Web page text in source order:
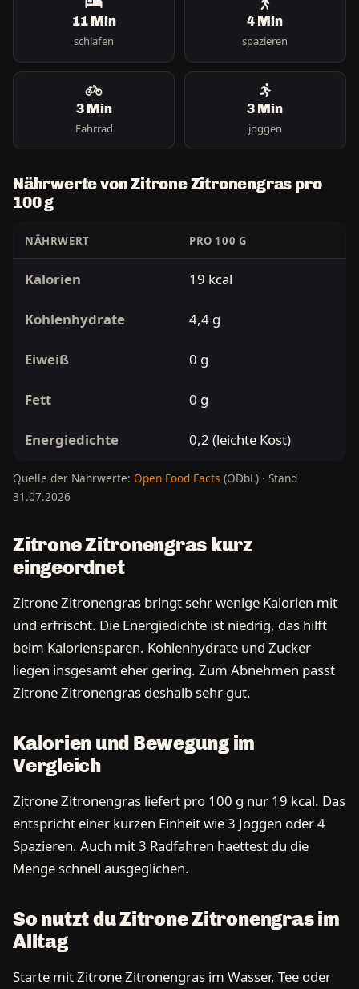
11 Min
schlafen
4 Min
spazieren
3 Min
Fahrrad
3 Min
joggen
Nährwerte von Zitrone Zitronengras pro
100 g
NÄHRWERT PRO 100 G
Kalorien 19 kcal
Kohlenhydrate 4,4 g
Eiweiß 0 g
Fett 0 g
Energiedichte 0,2 (leichte Kost)
Quelle der Nährwerte: Open Food Facts (ODbL) · Stand
31.07.2026
Zitrone Zitronengras kurz
eingeordnet
Zitrone Zitronengras bringt sehr wenige Kalorien mit
und erfrischt. Die Energiedichte ist niedrig, das hilft
beim Kaloriensparen. Kohlenhydrate und Zucker
liegen insgesamt eher gering. Zum Abnehmen passt
Zitrone Zitronengras deshalb sehr gut.
Kalorien und Bewegung im
Vergleich
Zitrone Zitronengras liefert pro 100 g nur 19 kcal. Das
entspricht einer kurzen Einheit wie 3 Joggen oder 4
Spazieren. Auch mit 3 Radfahren haettest du die
Menge schnell ausgeglichen.
So nutzt du Zitrone Zitronengras im
Alltag
Starte mit Zitrone Zitronengras im Wasser, Tee oder